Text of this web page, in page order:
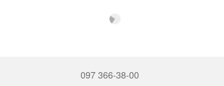
097 366-38-00